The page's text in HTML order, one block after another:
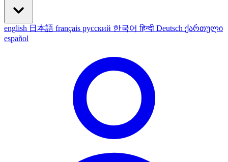
english 日本語 français русский 한국어हिन्दी Deutsch ქართული
español